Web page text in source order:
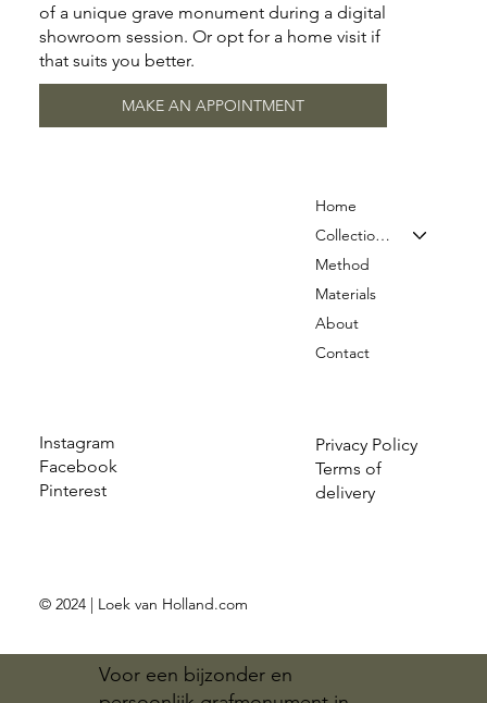
Voor een bijzonder en
Instagram
Facebook
Pinterest
Privacy Policy
Terms of
delivery
Home
Collection & Prices
Method
Materials
About
Contact
© 2024 | Loek van Holland.com
of a unique grave monument during a digital
showroom session. Or opt for a home visit if
that suits you better.
MAKE AN APPOINTMENT